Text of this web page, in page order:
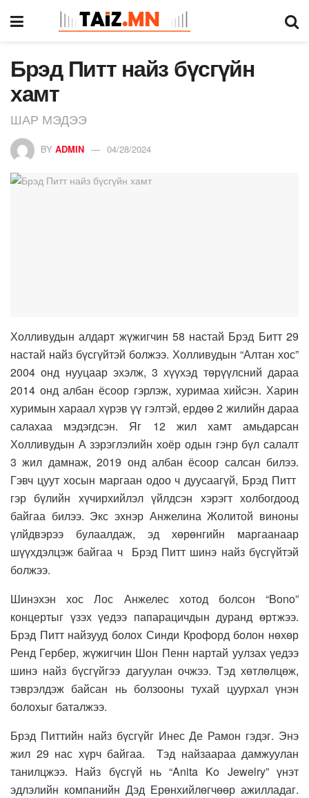
Брэд Питт найз бүсгүйн
хамт
ШАР МЭДЭЭ
BY ADMIN 04/28/2024
Холливудын алдарт жүжигчин 58 настай Брэд Битт 29
настай найз бүсгүйтэй болжээ. Холливудын “Алтан хос”
2004 онд нууцаар эхэлж, 3 хүүхэд төрүүлсний дараа
2014 онд албан ёсоор гэрлэж, хуримаа хийсэн. Харин
хуримын хараал хүрэв үү гэлтэй, ердөө 2 жилийн дараа
салахаа мэдэгдсэн. Яг 12 жил хамт амьдарсан
Холливудын А зэрэглэлийн хоёр одын гэнр бүл салалт
3 жил дамнаж, 2019 онд албан ёсоор салсан билээ.
Гэвч цуут хосын маргаан одоо ч дуусаагүй, Брэд Питт
гэр бүлийн хүчирхийлэл үйлдсэн хэрэгт холбогдоод
байгаа билээ. Экс эхнэр Анжелина Жолитой виноны
үлйдвэрээ булаалдаж, эд хөрөнгийн маргаанаар
шүүхдэлцэж байгаа ч Брэд Питт шинэ найз бүсгүйтэй
болжээ.
Шинэхэн хос Лос Анжелес хотод болсон “Bono”
концертыг үзэх үедээ папарацичдын дуранд өртжээ.
Брэд Питт найзууд болох Синди Крофорд болон нөхөр
Ренд Гербер, жүжигчин Шон Пенн нартай уулзах үедээ
шинэ найз бүсгүйгээ дагуулан очжээ. Тэд хөтлөлцөж,
тэврэлдэж байсан нь болзооны тухай цуурхал үнэн
болохыг баталжээ.
Брэд Питтийн найз бүсгүйг Инес Де Рамон гэдэг. Энэ
жил 29 нас хүрч байгаа. Тэд найзаараа дамжуулан
танилцжээ. Найз бүсгүй нь “Anita Ko Jewelry” үнэт
эдлэлийн компанийн Дэд Ерөнхийлөгчөөр ажилладаг.